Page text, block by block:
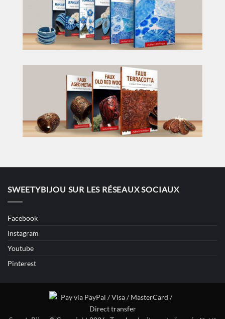
SWEETYBIJOU SUR LES RÉSEAUX SOCIAUX
Facebook
Instagram
Youtube
Pinterest